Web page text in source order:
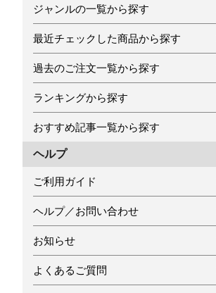
ジャンルの一覧から探す
最近チェックした商品から探す
過去のご注文一覧から探す
ランキングから探す
おすすめ記事一覧から探す
ヘルプ
ご利用ガイド
ヘルプ／お問い合わせ
お知らせ
よくあるご質問